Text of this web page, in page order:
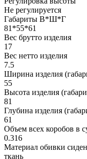
Не регулируется
Габариты В*Ш*Г
81*55*61
Вес брутто изделия
17
Вес нетто изделия
7.5
Ширина изделия
55
Высота изделия
81
Глубина изделия
61
Объем всех коробов в
0.316
Материал обивки
ткань